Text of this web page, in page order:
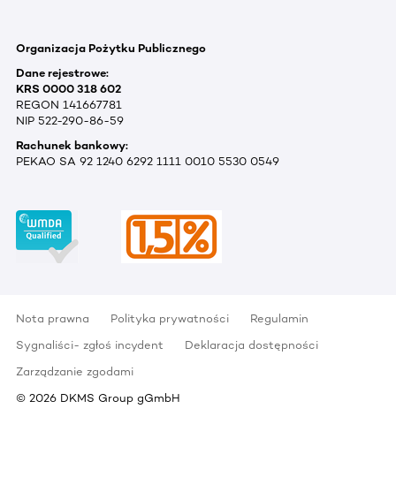
Organizacja Pożytku Publicznego
Dane rejestrowe:
KRS 0000 318 602
REGON 141667781
NIP 522-290-86-59
Rachunek bankowy:
PEKAO SA 92 1240 6292 1111 0010 5530 0549
Nota prawna Polityka prywatności
Regulamin
Sygnaliści- zgłoś incydent
Deklaracja dostępności
Zarządzanie zgodami
© 2026 DKMS Group gGmbH